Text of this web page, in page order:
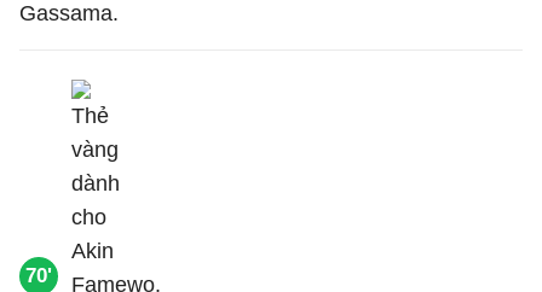
Gassama.
70'